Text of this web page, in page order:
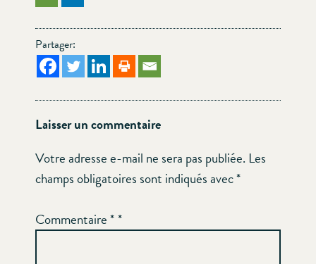
Partager:
Laisser un commentaire
Votre adresse e-mail ne sera pas publiée. Les
champs obligatoires sont indiqués avec*
Commentaire*